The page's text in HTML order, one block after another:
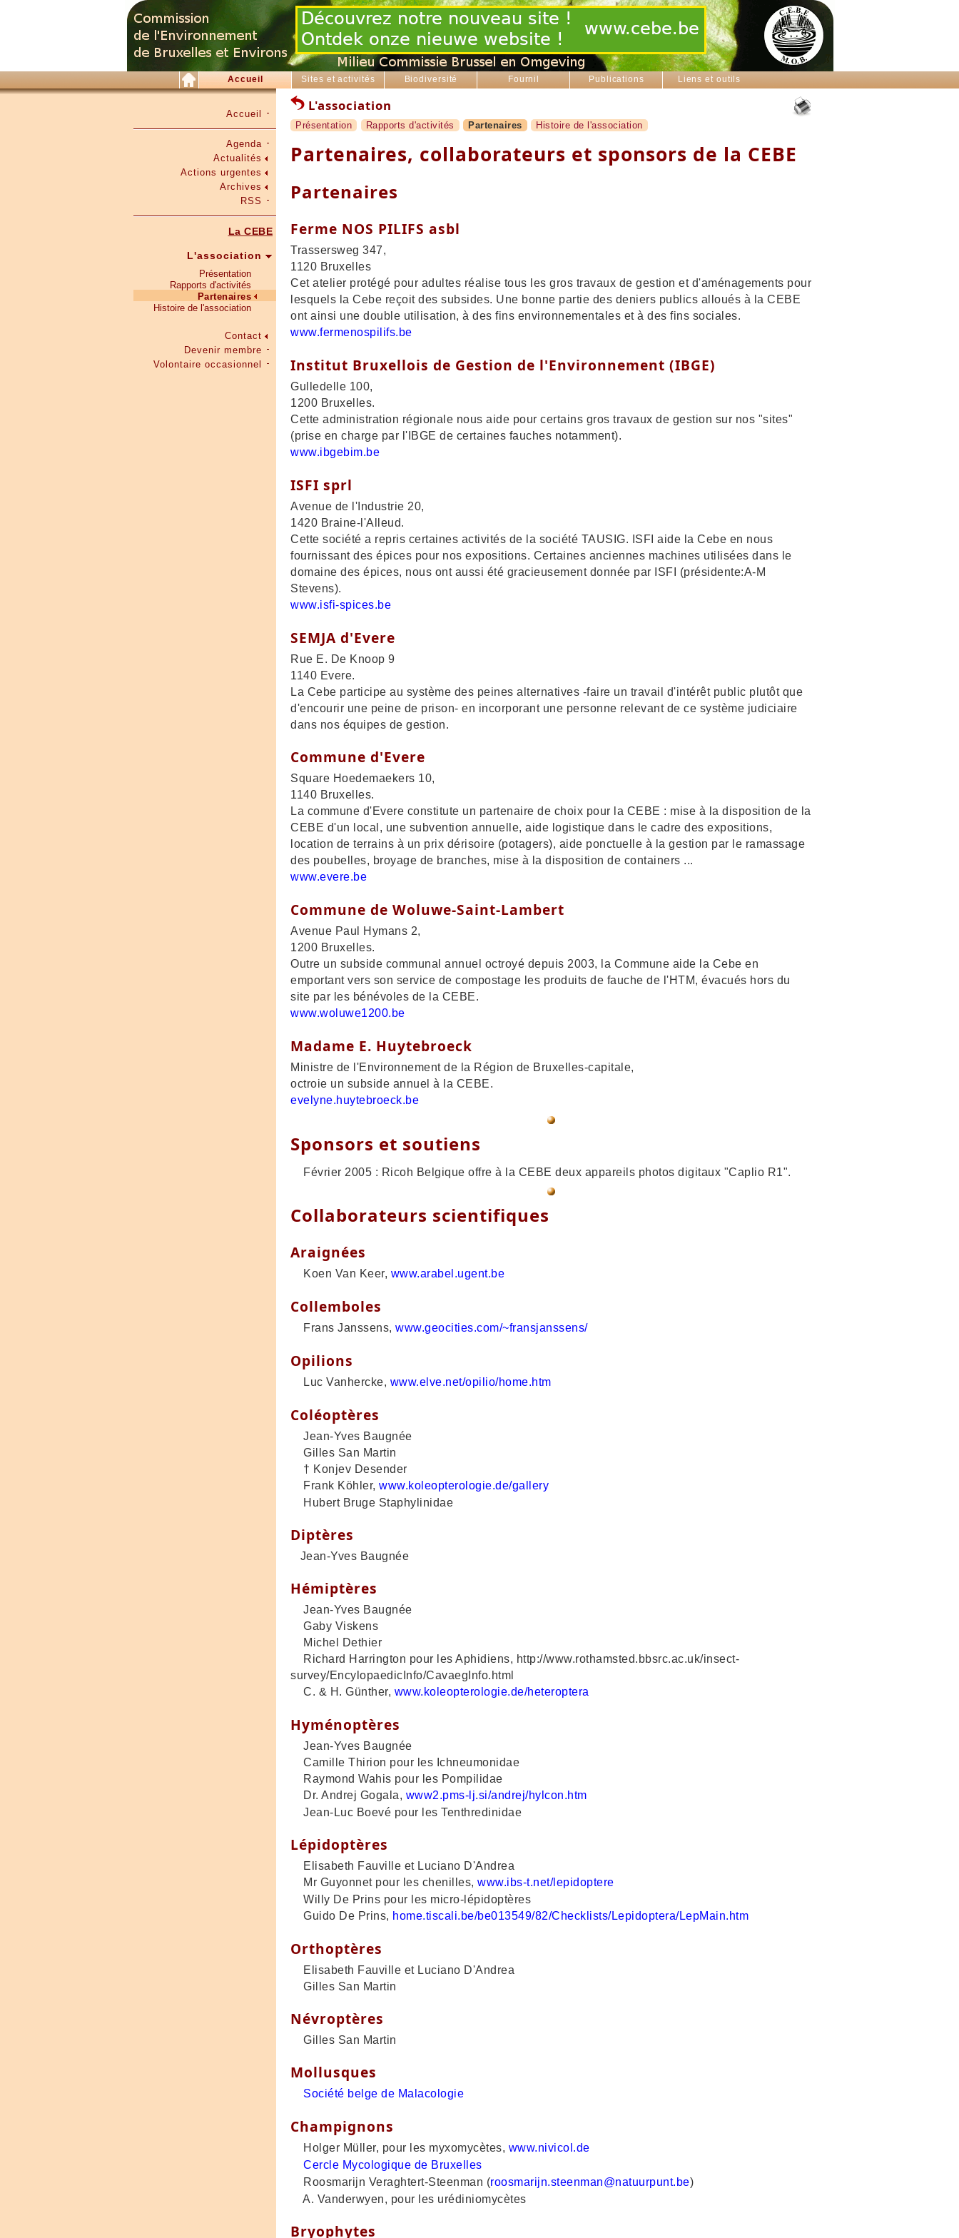
Accueil Sites et activités Biodiversité Fournil Publications Liens et outils
Accueil
Agenda
Actualités
Actions urgentes
Archives
RSS
La CEBE
L'association
Présentation
Rapports d'activités
Partenaires
Histoire de l'association
Contact
Devenir membre
Volontaire occasionnel
L'association
Présentation Rapports d'activités Partenaires Histoire de l'association
Partenaires, collaborateurs et sponsors de la CEBE
Partenaires
Ferme NOS PILIFS asbl
Trassersweg 347,
1120 Bruxelles
Cet atelier protégé pour adultes réalise tous les gros travaux de gestion et d'aménagements pour
lesquels la Cebe reçoit des subsides. Une bonne partie des deniers publics alloués à la CEBE
ont ainsi une double utilisation, à des fins environnementales et à des fins sociales.
www.fermenospilifs.be
Institut Bruxellois de Gestion de l'Environnement (IBGE)
Gulledelle 100,
1200 Bruxelles.
Cette administration régionale nous aide pour certains gros travaux de gestion sur nos "sites"
(prise en charge par l'IBGE de certaines fauches notamment).
www.ibgebim.be
ISFI sprl
Avenue de l'Industrie 20,
1420 Braine-l'Alleud.
Cette société a repris certaines activités de la société TAUSIG. ISFI aide la Cebe en nous
fournissant des épices pour nos expositions. Certaines anciennes machines utilisées dans le
domaine des épices, nous ont aussi été gracieusement donnée par ISFI (présidente:A-M
Stevens).
www.isfi-spices.be
SEMJA d'Evere
Rue E. De Knoop 9
1140 Evere.
La Cebe participe au système des peines alternatives -faire un travail d'intérêt public plutôt que
d'encourir une peine de prison- en incorporant une personne relevant de ce système judiciaire
dans nos équipes de gestion.
Commune d'Evere
Square Hoedemaekers 10,
1140 Bruxelles.
La commune d'Evere constitute un partenaire de choix pour la CEBE : mise à la disposition de la
CEBE d'un local, une subvention annuelle, aide logistique dans le cadre des expositions,
location de terrains à un prix dérisoire (potagers), aide ponctuelle à la gestion par le ramassage
des poubelles, broyage de branches, mise à la disposition de containers ...
www.evere.be
Commune de Woluwe-Saint-Lambert
Avenue Paul Hymans 2,
1200 Bruxelles.
Outre un subside communal annuel octroyé depuis 2003, la Commune aide la Cebe en
emportant vers son service de compostage les produits de fauche de l'HTM, évacués hors du
site par les bénévoles de la CEBE.
www.woluwe1200.be
Madame E. Huytebroeck
Ministre de l'Environnement de la Région de Bruxelles-capitale,
octroie un subside annuel à la CEBE.
evelyne.huytebroeck.be
Sponsors et soutiens
Février 2005 : Ricoh Belgique offre à la CEBE deux appareils photos digitaux "Caplio R1".
Collaborateurs scientifiques
Araignées
Koen Van Keer, www.arabel.ugent.be
Collemboles
Frans Janssens, www.geocities.com/~fransjanssens/
Opilions
Luc Vanhercke, www.elve.net/opilio/home.htm
Coléoptères
Jean-Yves Baugnée
Gilles San Martin
† Konjev Desender
Frank Köhler, www.koleopterologie.de/gallery
Hubert Bruge Staphylinidae
Diptères
Jean-Yves Baugnée
Hémiptères
Jean-Yves Baugnée
Gaby Viskens
Michel Dethier
Richard Harrington pour les Aphidiens, http://www.rothamsted.bbsrc.ac.uk/insect-
survey/EncylopaedicInfo/CavaegInfo.html
C. & H. Günther, www.koleopterologie.de/heteroptera
Hyménoptères
Jean-Yves Baugnée
Camille Thirion pour les Ichneumonidae
Raymond Wahis pour les Pompilidae
Dr. Andrej Gogala, www2.pms-lj.si/andrej/hylcon.htm
Jean-Luc Boevé pour les Tenthredinidae
Lépidoptères
Elisabeth Fauville et Luciano D'Andrea
Mr Guyonnet pour les chenilles, www.ibs-t.net/lepidoptere
Willy De Prins pour les micro-lépidoptères
Guido De Prins, home.tiscali.be/be013549/82/Checklists/Lepidoptera/LepMain.htm
Orthoptères
Elisabeth Fauville et Luciano D'Andrea
Gilles San Martin
Névroptères
Gilles San Martin
Mollusques
Société belge de Malacologie
Champignons
Holger Müller, pour les myxomycètes, www.nivicol.de
Cercle Mycologique de Bruxelles
Roosmarijn Veraghtert-Steenman (roosmarijn.steenman@natuurpunt.be)
A. Vanderwyen, pour les urédiniomycètes
Bryophytes